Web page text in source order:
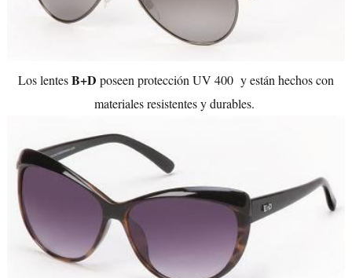
Los lentesB+D poseen protección UV 400 y están hechos con
materiales resistentes y durables.